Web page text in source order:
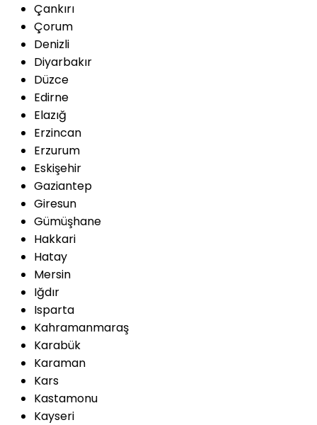
Çankırı
Çorum
Denizli
Diyarbakır
Düzce
Edirne
Elazığ
Erzincan
Erzurum
Eskişehir
Gaziantep
Giresun
Gümüşhane
Hakkari
Hatay
Mersin
Iğdır
Isparta
Kahramanmaraş
Karabük
Karaman
Kars
Kastamonu
Kayseri